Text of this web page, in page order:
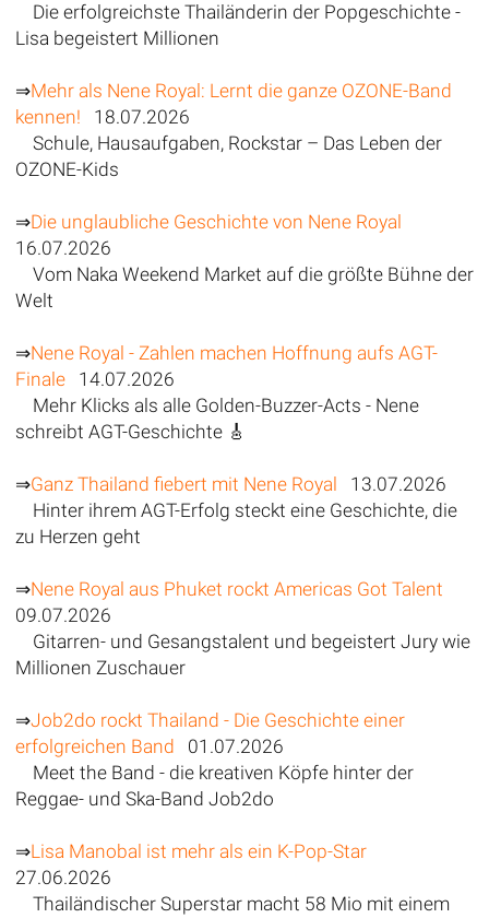
Die erfolgreichste Thailänderin der Popgeschichte -
Lisa begeistert Millionen
⇒Mehr als Nene Royal: Lernt die ganze OZONE-Band
kennen! 18.07.2026
Schule, Hausaufgaben, Rockstar – Das Leben der
OZONE-Kids
⇒Die unglaubliche Geschichte von Nene Royal
16.07.2026
Vom Naka Weekend Market auf die größte Bühne der
Welt
⇒Nene Royal - Zahlen machen Hoffnung aufs AGT-
Finale14.07.2026
Mehr Klicks als alle Golden-Buzzer-Acts - Nene
schreibt AGT-Geschichte 🎸
⇒Ganz Thailand fiebert mit Nene Royal
13.07.2026
Hinter ihrem AGT-Erfolg steckt eine Geschichte, die
zu Herzen geht
⇒Nene Royal aus Phuket rockt Americas Got Talent
09.07.2026
Gitarren- und Gesangstalent und begeistert Jury wie
Millionen Zuschauer
⇒Job2do rockt Thailand - Die Geschichte einer
erfolgreichen Band 01.07.2026
Meet the Band - die kreativen Köpfe hinter der
Reggae- und Ska-Band Job2do
⇒Lisa Manobal ist mehr als ein K-Pop-Star
27.06.2026
Thailändischer Superstar macht 58 Mio mit einem